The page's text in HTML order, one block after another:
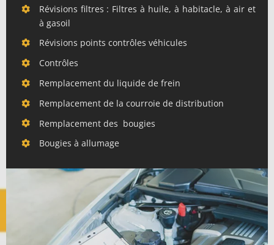
Révisions filtres : Filtres à huile, à habitacle, à air et
à gasoil
Révisions points contrôles véhicules
Contrôles
Remplacement du liquide de frein
Remplacement de la courroie de distribution
Remplacement des bougies
Bougies à allumage